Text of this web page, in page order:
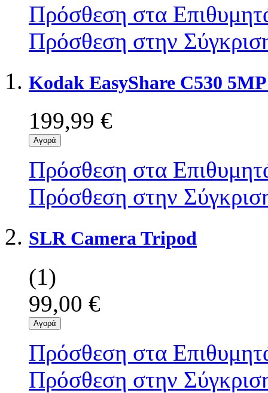
Πρόσθεση στα
Πρόσθεση στην
Kodak EasyShare C530
199,99 €
Αγορά
Πρόσθεση στα
Πρόσθεση στην
SLR Camera Tripod
(1)
99,00 €
Αγορά
Πρόσθεση στα
Πρόσθεση στην